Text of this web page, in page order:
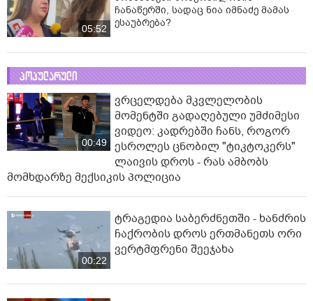
05:52
ჩანაწერში, სადაც ნია იმნაძე მამას
ესაუბრება?
პოპულარული
00:49
ვრცელდება მკვლელობის
მომენტში გადაღებული უმძიმესი
ვიდეო: კადრებში ჩანს, როგორ
ესროლეს ცნობილ "ტიკტოკერს"
ლაივის დროს - რას ამბობს
მომხდარზე მექსიკის პოლიცია
00:22
ტრაგედია საბერძნეთში - ხანძრის
ჩაქრობის დროს ერთმანეთს ორი
ვერტმფრენი შეეჯახა